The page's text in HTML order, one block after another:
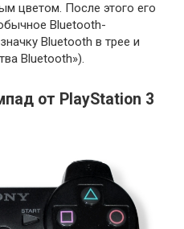
цветом. После этого его
Bluetooth-
Bluetooth в трее и
Bluetooth»).
от PlayStation 3